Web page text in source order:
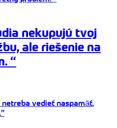
nekupujú tvoj
ale riešenie na
“